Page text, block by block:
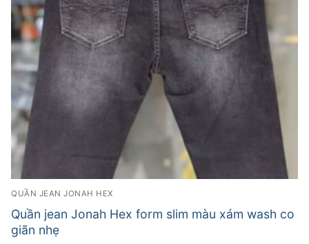
QUẦN JEAN JONAH HEX
Quần jean Jonah Hex form slim màu xám wash co
giãn nhẹ